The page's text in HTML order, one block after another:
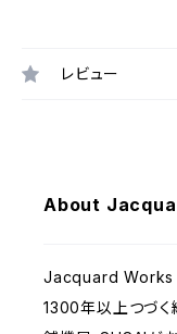
レビュー
About
Jacquard Works [
1300年以上つづく